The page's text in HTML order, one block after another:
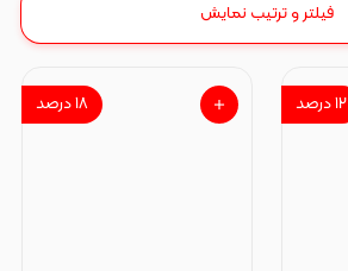
فیلتر و ترتیب نمایش
۱۲درصد ۱۸درصد